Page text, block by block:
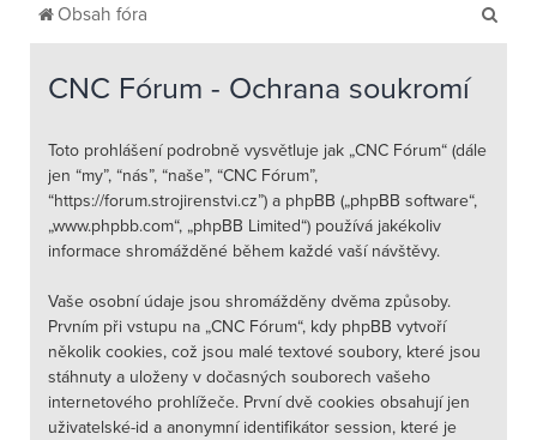
Obsah fóra
l
CNC Fórum - Ochrana soukromí
Toto prohlášení podrobně vysvětluje jak „CNC Fórum“ (dále
jen “my”, “nás”, “naše”, “CNC Fórum”,
“https://forum.strojirenstvi.cz”) a phpBB („phpBB software“,
„www.phpbb.com“, „phpBB Limited“) používá jakékoliv
informace shromážděné během každé vaší návštěvy.
Vaše osobní údaje jsou shromážděny dvěma způsoby.
Prvním při vstupu na „CNC Fórum“, kdy phpBB vytvoří
několik cookies, což jsou malé textové soubory, které jsou
stáhnuty a uloženy v dočasných souborech vašeho
internetového prohlížeče. První dvě cookies obsahují jen
uživatelské-id a anonymní identifikátor session, které je